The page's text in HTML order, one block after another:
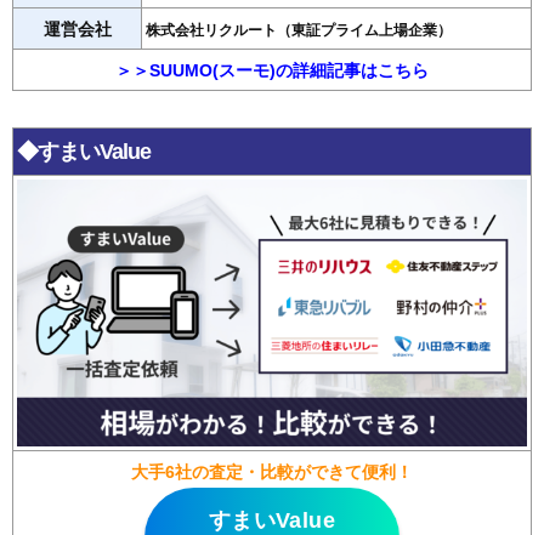
運営会社 株式会社リクルート（東証プライム上場企業）
＞＞SUUMO(スーモ)の詳細記事はこちら
◆すまいValue
大手6社の査定・比較ができて便利！
すまいValue